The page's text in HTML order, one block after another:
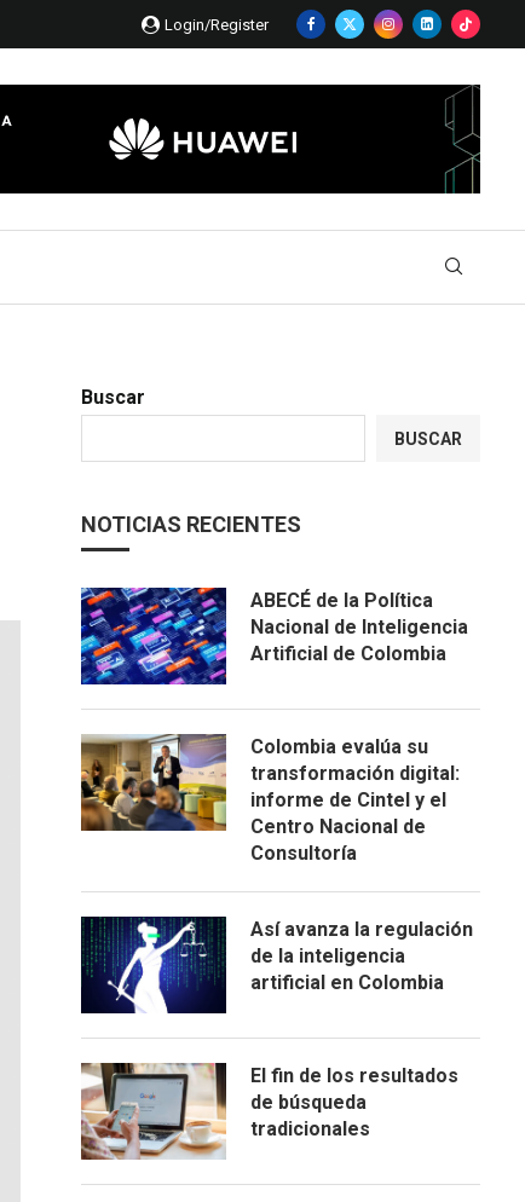
Login/Register
Buscar
BUSCAR
NOTICIAS RECIENTES
ABECÉ de la Política
Nacional de Inteligencia
Artificial de Colombia
Colombia evalúa su
transformación digital:
informe de Cintel y el
Centro Nacional de
Consultoría
Así avanza la regulación
de la inteligencia
artificial en Colombia
El fin de los resultados
de búsqueda
tradicionales